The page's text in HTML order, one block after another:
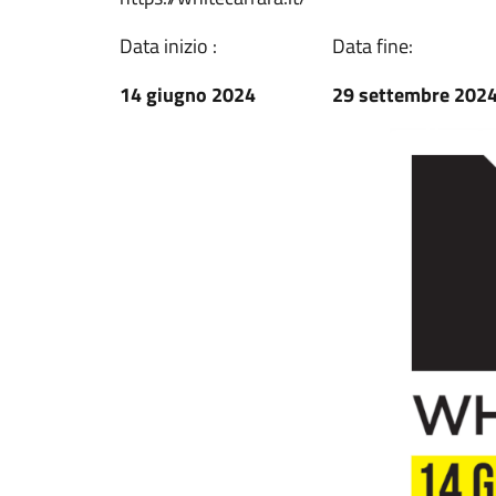
Data inizio :
14 giugno 2024
Data fine:
29 settembre